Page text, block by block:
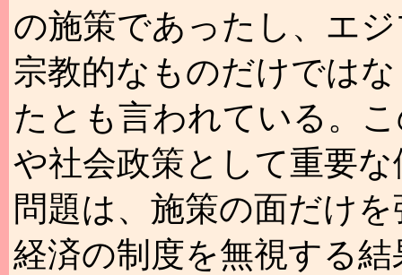
の施策であったし、エ
宗教的なものだけでは
たとも言われている。
や社会政策として重要
問題は、施策の面だけ
経済の制度を無視する